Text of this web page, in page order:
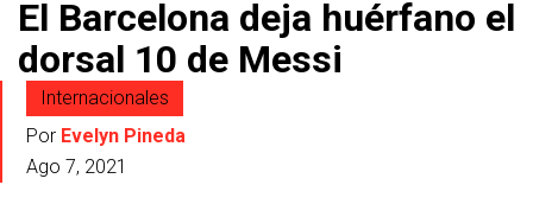
El Barcelona deja huérfano el
dorsal 10 de Messi
Internacionales
Por Evelyn Pineda
Ago 7, 2021